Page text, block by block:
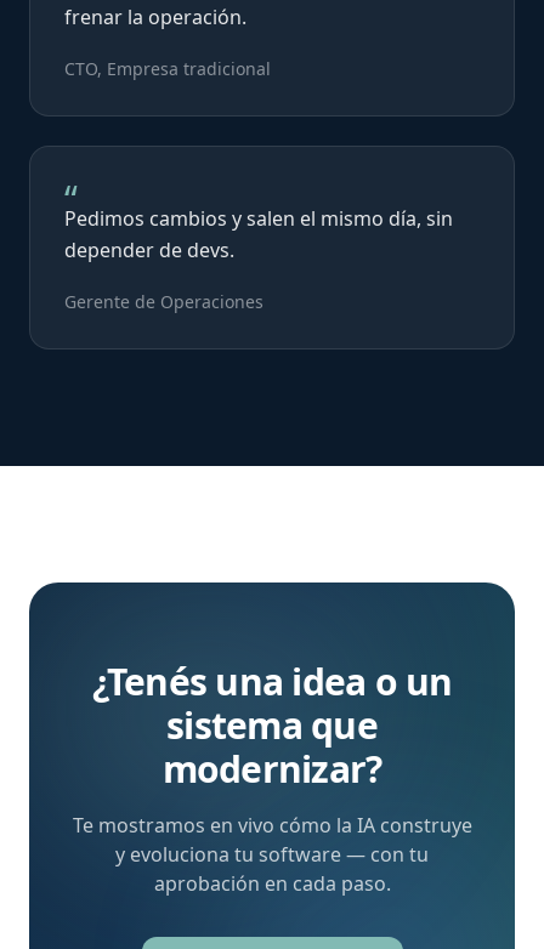
frenar la operación.
CTO, Empresa tradicional
“
Pedimos cambios y salen el mismo día, sin
depender de devs.
Gerente de Operaciones
¿Tenés una idea o un
sistema que
modernizar?
Te mostramos en vivo cómo la IA construye
y evoluciona tu software — con tu
aprobación en cada paso.